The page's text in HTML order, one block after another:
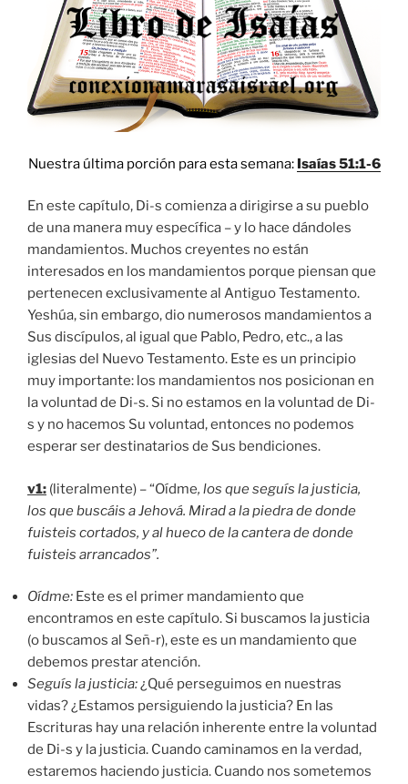
Nuestra última porción para esta semana: Isaías 51:1-6
En este capítulo, Di-s comienza a dirigirse a su pueblo
de una manera muy específica – y lo hace dándoles
mandamientos. Muchos creyentes no están
interesados en los mandamientos porque piensan que
pertenecen exclusivamente al Antiguo Testamento.
Yeshúa, sin embargo, dio numerosos mandamientos a
Sus discípulos, al igual que Pablo, Pedro, etc., a las
iglesias del Nuevo Testamento. Este es un principio
muy importante: los mandamientos nos posicionan en
la voluntad de Di-s. Si no estamos en la voluntad de Di-
s y no hacemos Su voluntad, entonces no podemos
esperar ser destinatarios de Sus bendiciones.
v1: (literalmente) – “Oídme, los que seguís la justicia,
los que buscáis a Jehová. Mirad a la piedra de donde
fuisteis cortados, y al hueco de la cantera de donde
fuisteis arrancados”.
Oídme: Este es el primer mandamiento que
encontramos en este capítulo. Si buscamos la justicia
(o buscamos al Señ-r), este es un mandamiento que
debemos prestar atención.
Seguís la justicia:¿Qué perseguimos en nuestras
vidas? ¿Estamos persiguiendo la justicia? En las
Escrituras hay una relación inherente entre la voluntad
de Di-s y la justicia. Cuando caminamos en la verdad,
estaremos haciendo justicia. Cuando nos sometemos